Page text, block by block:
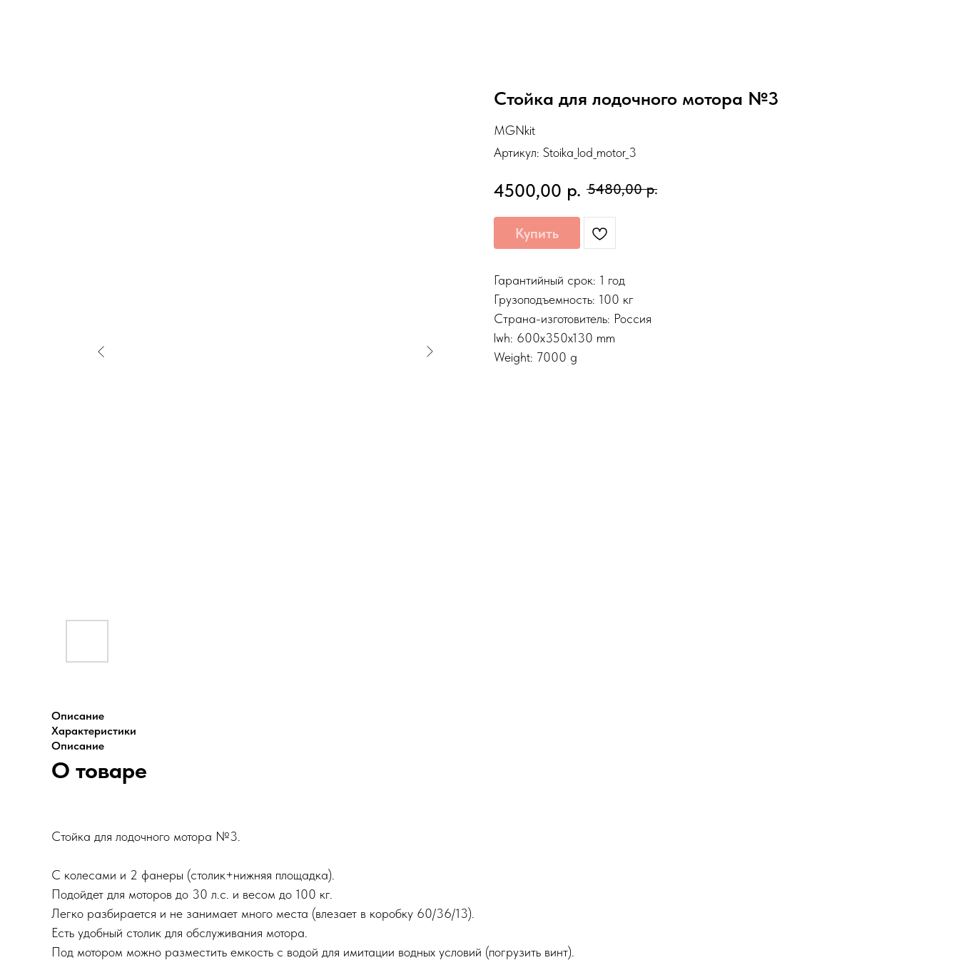
Стойка для лодочного мотора №3
MGNkit
Артикул: Stoika_lod_motor_3
4500,00 р. 5480,00 р.
Купить
Гарантийный срок: 1 год
Грузоподъемность: 100 кг
Страна-изготовитель: Россия
lwh: 600x350x130 mm
Weight: 7000 g
Описание
Характеристики
Описание
О товаре
Стойка для лодочного мотора №3.
С колесами и 2 фанеры (столик+нижняя площадка).
Подойдет для моторов до 30 л.с. и весом до 100 кг.
Легко разбирается и не занимает много места (влезает в коробку 60/36/13).
Есть удобный столик для обслуживания мотора.
Под мотором можно разместить емкость с водой для имитации водных условий (погрузить винт).